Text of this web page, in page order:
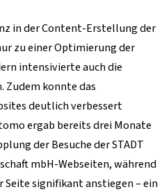
in der Content-Erstellung der
zu einer Optimierung der
intensivierte auch die
konnte das
deutlich verbessert
ergab bereits drei Monate
der Besuche der STADT
mbH-Webseiten, während
signifikant anstiegen – ein